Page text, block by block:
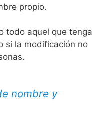
propio.
todo aquel que tenga
si la modificación no
nombre y